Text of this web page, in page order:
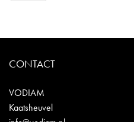
CONTACT
VODIAM
Kaatsheuvel